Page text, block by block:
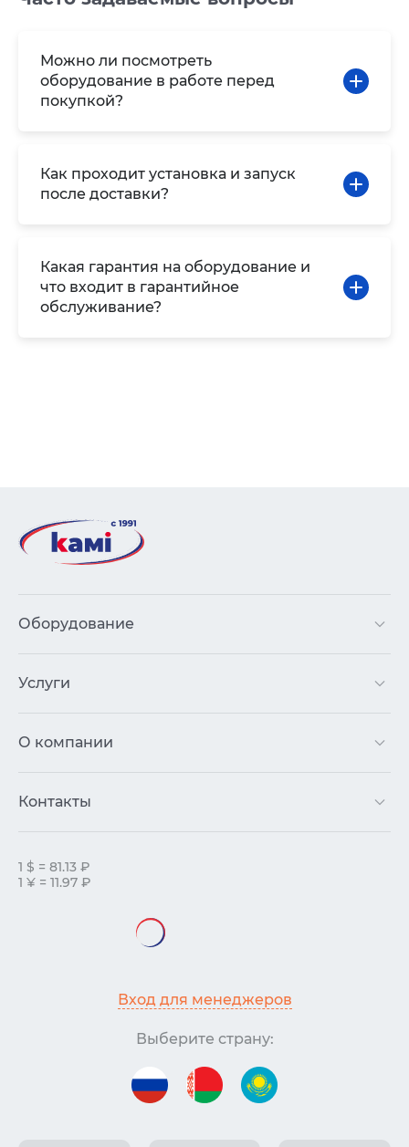
Можно ли посмотреть
оборудование в работе перед
покупкой?
Как проходит установка и запуск
после доставки?
Какая гарантия на оборудование и
что входит в гарантийное
обслуживание?
Оборудование
Услуги
О компании
Контакты
1 $ = 81.13 ₽
1 ¥ = 11.97 ₽
Вход для менеджеров
Выберите страну: